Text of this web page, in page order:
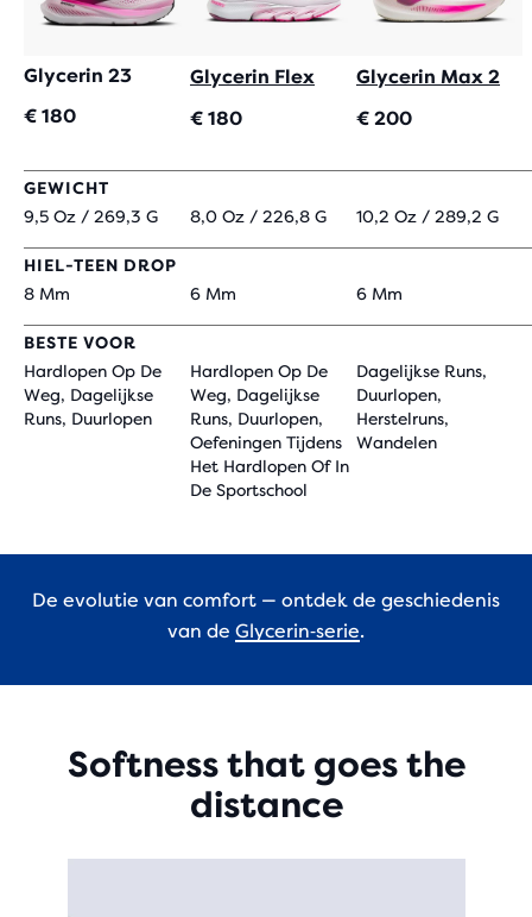
Glycerin 23
€ 180
Glycerin Flex
€ 180
Glycerin Max 2
€ 200
GEWICHT
9,5 Oz / 269,3 G
8,0 Oz / 226,8 G 10,2 Oz / 289,2 G
HIEL-TEEN DROP
8 Mm
6 Mm 6 Mm
BESTE VOOR
Hardlopen Op De
Weg, Dagelijkse
Runs, Duurlopen
Hardlopen Op De
Weg, Dagelijkse
Runs, Duurlopen,
Oefeningen Tijdens
Het Hardlopen Of In
De Sportschool
Dagelijkse Runs,
Duurlopen,
Herstelruns,
Wandelen
De evolutie van comfort — ontdek de geschiedenis
van de Glycerin‑serie.
Softness that goes the
distance